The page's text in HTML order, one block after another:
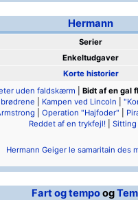
Hermann
Serier
Enkeltudgaver
Korte historier
uden faldskærm
Bidt af en gal
Kampen ved Lincoln
Operation "Hajfoder"
Reddet af en trykfejl!
Sitting
Hermann Geiger le samaritain des
Fart og tempoog